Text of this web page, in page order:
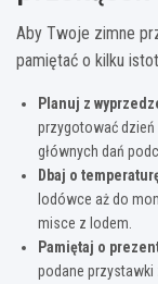
Aby Twoje zimne
pamiętać o kilku
Planuj z
przygotować
głównych dań
Dbaj o
lodówce aż do
misce z lodem.
Pamiętaj o
podane